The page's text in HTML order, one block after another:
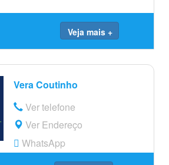
Veja mais +
Vera Coutinho
Ver telefone
Ver Endereço
WhatsApp